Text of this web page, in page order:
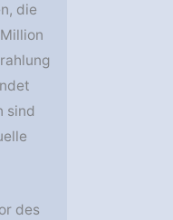
die
sind
des